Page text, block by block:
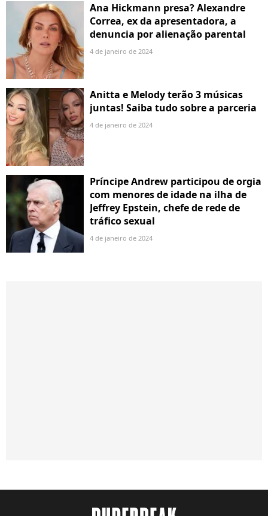
Ana Hickmann presa? Alexandre
Correa, ex da apresentadora, a
denuncia por alienação parental
4 de janeiro de 2024
Anitta e Melody terão 3 músicas
juntas! Saiba tudo sobre a parceria
4 de janeiro de 2024
Príncipe Andrew participou de orgia
com menores de idade na ilha de
Jeffrey Epstein, chefe de rede de
tráfico sexual
4 de janeiro de 2024